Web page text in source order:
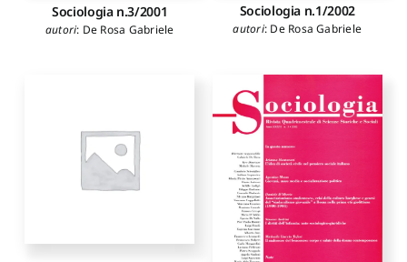
Sociologia n.3/2001
autori: De Rosa Gabriele
Sociologia n.1/2002
autori: De Rosa Gabriele